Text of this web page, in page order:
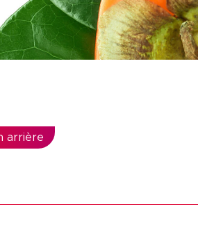
arrière